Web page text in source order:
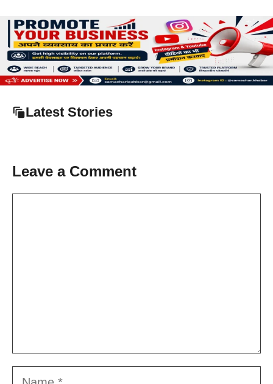
Latest Stories
Leave a Comment
Name